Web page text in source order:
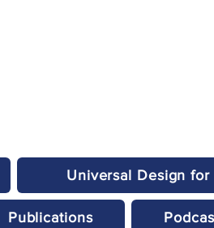
Universal Design for
Publications